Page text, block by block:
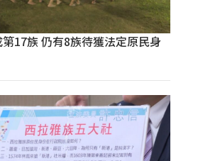
17族 仍有8族待獲法定原民身